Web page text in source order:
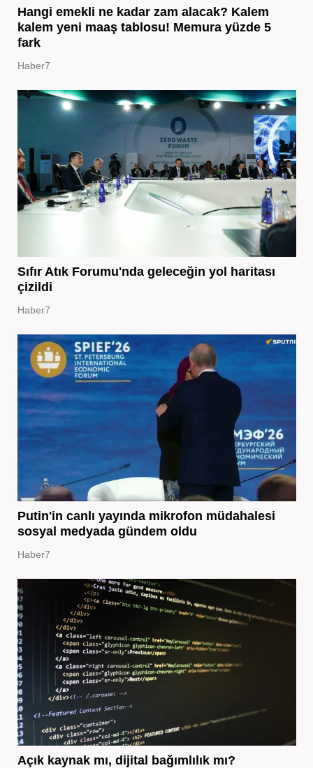
Hangi emekli ne kadar zam alacak? Kalem
kalem yeni maaş tablosu! Memura yüzde 5
fark
Haber7
Sıfır Atık Forumu'nda geleceğin yol haritası
çizildi
Haber7
Putin'in canlı yayında mikrofon müdahalesi
sosyal medyada gündem oldu
Haber7
Açık kaynak mı, dijital bağımlılık mı?